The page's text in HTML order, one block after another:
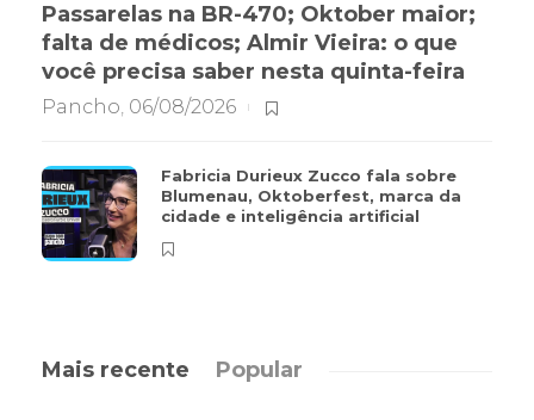
Passarelas na BR-470; Oktober maior;
falta de médicos; Almir Vieira: o que
você precisa saber nesta quinta-feira
Pancho, 06/08/2026
Fabricia Durieux Zucco fala sobre
Blumenau, Oktoberfest, marca da
cidade e inteligência artificial
Mais recente Popular